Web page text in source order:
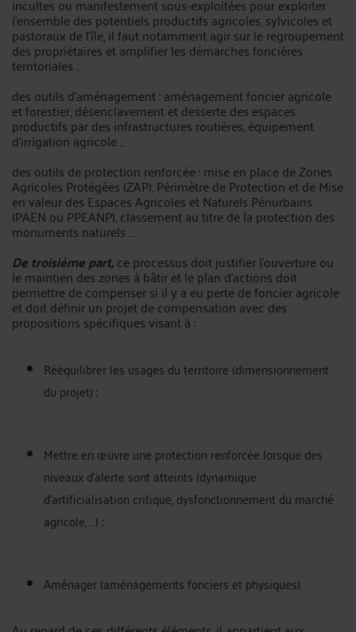
incultes ou manifestement sous-exploitées pour exploiter
l’ensemble des potentiels productifs agricoles, sylvicoles et
pastoraux de l’île, il faut notamment agir sur le regroupement
des propriétaires et amplifier les démarches foncières
territoriales …
des outils d’aménagement : aménagement foncier agricole
et forestier, désenclavement et desserte des espaces
productifs par des infrastructures routières, équipement
d’irrigation agricole …
des outils de protection renforcée : mise en place de Zones
Agricoles Protégées (ZAP), Périmètre de Protection et de Mise
en valeur des Espaces Agricoles et Naturels Périurbains
(PAEN ou PPEANP), classement au titre de la protection des
monuments naturels …
De troisième part,ce processus doit justifier l’ouverture ou
le maintien des zones à bâtir et le plan d’actions doit
permettre de compenser si il y a eu perte de foncier agricole
et doit définir un projet de compensation avec des
propositions spécifiques visant à :
Rééquilibrer les usages du territoire (dimensionnement
du projet) ;
Mettre en œuvre une protection renforcée lorsque des
niveaux d’alerte sont atteints (dynamique
d’artificialisation critique, dysfonctionnement du marché
agricole, …) ;
Aménager (aménagements fonciers et physiques).